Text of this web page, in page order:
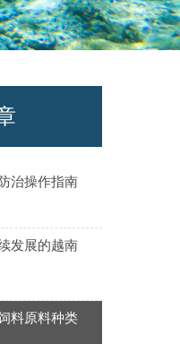
治操作指南
发展的越南
料原料种类